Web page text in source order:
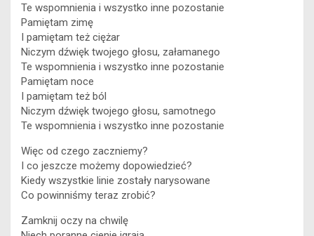
Te wspomnienia i wszystko inne pozostanie
Pamiętam zimę
I pamiętam też ciężar
Niczym dźwięk twojego głosu, załamanego
Te wspomnienia i wszystko inne pozostanie
Pamiętam noce
I pamiętam też ból
Niczym dźwięk twojego głosu, samotnego
Te wspomnienia i wszystko inne pozostanie
Więc od czego zaczniemy?
I co jeszcze możemy dopowiedzieć?
Kiedy wszystkie linie zostały narysowane
Co powinniśmy teraz zrobić?
Zamknij oczy na chwilę